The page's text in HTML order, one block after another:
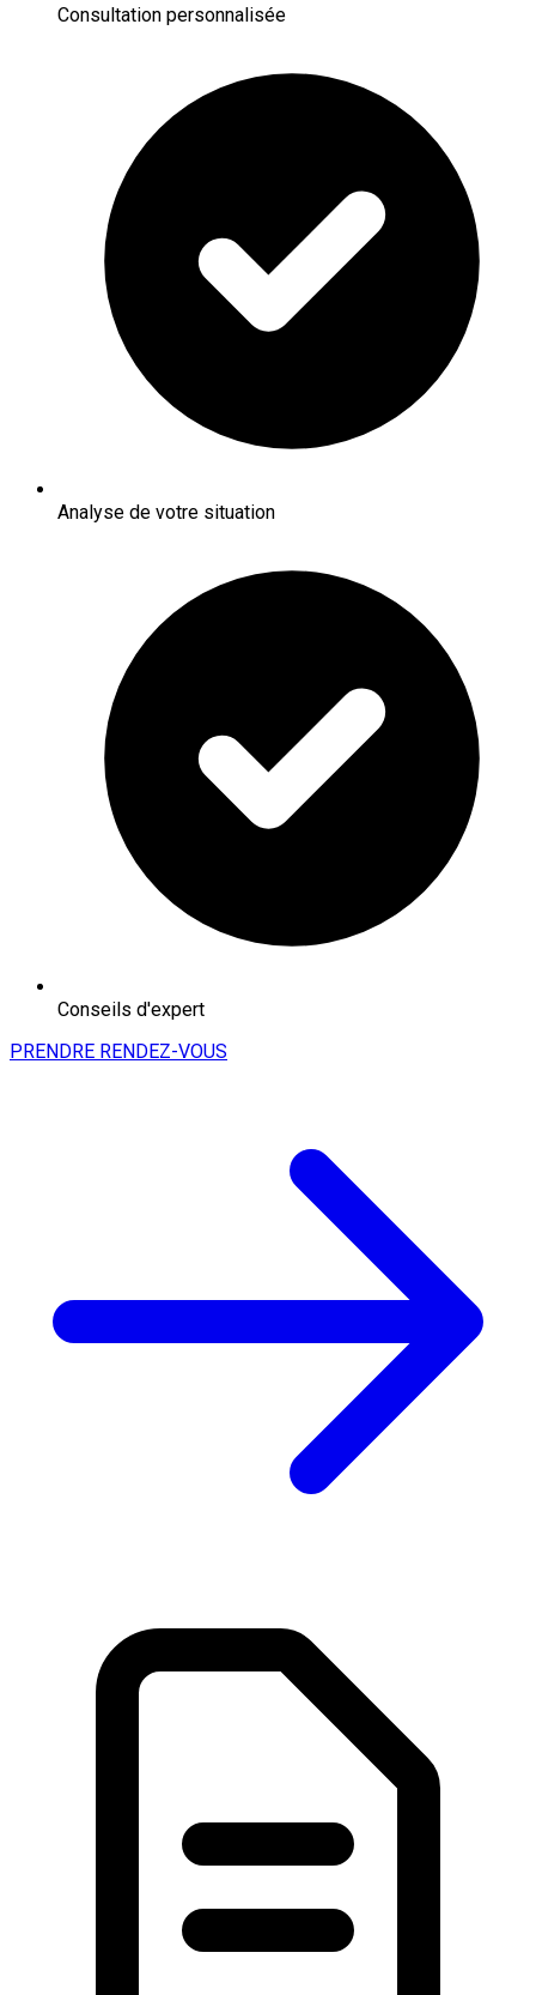
Consultation personnalisée
Analyse de votre situation
Conseils d'expert
PRENDRE RENDEZ-VOUS